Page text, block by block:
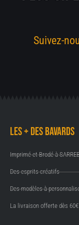
Suivez-
Les + des Bavards
Imprimé et Brodé à
Des esprits créatifs
Des modèles à
La livraison offerte dès 60€